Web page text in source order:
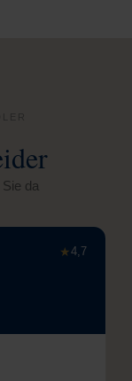
da
★4,7